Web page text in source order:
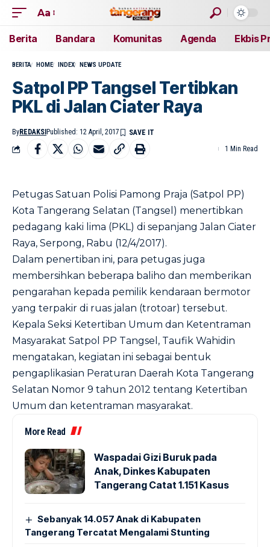
Aa
Berita Bandara Komunitas Agenda Ekbis
BERITA HOME INDEX NEWS UPDATE
Satpol PP Tangsel Tertibkan
PKL di Jalan Ciater Raya
ByREDAKSI Published: 12 April, 2017
1 Min Read
Petugas Satuan Polisi Pamong Praja (Satpol PP)
Kota Tangerang Selatan (Tangsel) menertibkan
pedagang kaki lima (PKL) di sepanjang Jalan Ciater
Raya, Serpong, Rabu (12/4/2017).
Dalam penertiban ini, para petugas juga
membersihkan beberapa baliho dan memberikan
pengarahan kepada pemilik kendaraan bermotor
yang terpakir di ruas jalan (trotoar) tersebut.
Kepala Seksi Ketertiban Umum dan Ketentraman
Masyarakat Satpol PP Tangsel, Taufik Wahidin
mengatakan, kegiatan ini sebagai bentuk
pengaplikasian Peraturan Daerah Kota Tangerang
Selatan Nomor 9 tahun 2012 tentang Ketertiban
Umum dan ketentraman masyarakat.
More Read
Waspadai Gizi Buruk pada
Anak, Dinkes Kabupaten
Tangerang Catat 1.151 Kasus
Sebanyak 14.057 Anak di Kabupaten
Tangerang Tercatat Mengalami Stunting